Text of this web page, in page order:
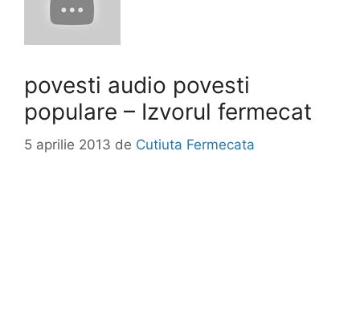
povesti audio povesti
populare – Izvorul fermecat
5 aprilie 2013 de Cutiuta Fermecata